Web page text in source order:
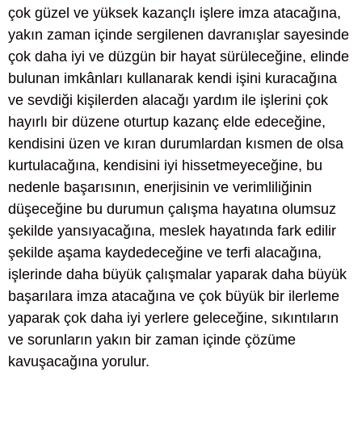
çok güzel ve yüksek kazançlı işlere imza atacağına,
yakın zaman içinde sergilenen davranışlar sayesinde
çok daha iyi ve düzgün bir hayat sürüleceğine, elinde
bulunan imkânları kullanarak kendi işini kuracağına
ve sevdiği kişilerden alacağı yardım ile işlerini çok
hayırlı bir düzene oturtup kazanç elde edeceğine,
kendisini üzen ve kıran durumlardan kısmen de olsa
kurtulacağına, kendisini iyi hissetmeyeceğine, bu
nedenle başarısının, enerjisinin ve verimliliğinin
düşeceğine bu durumun çalışma hayatına olumsuz
şekilde yansıyacağına, meslek hayatında fark edilir
şekilde aşama kaydedeceğine ve terfi alacağına,
işlerinde daha büyük çalışmalar yaparak daha büyük
başarılara imza atacağına ve çok büyük bir ilerleme
yaparak çok daha iyi yerlere geleceğine, sıkıntıların
ve sorunların yakın bir zaman içinde çözüme
kavuşacağına yorulur.